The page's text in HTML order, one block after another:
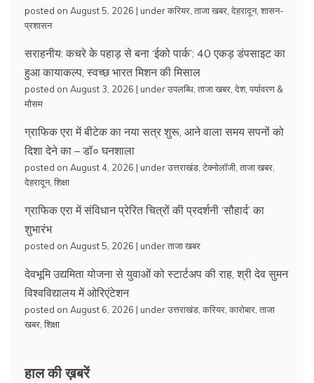
posted on August 5, 2026 | underकरियर ताजा खबर देहरादून, शासन-
प्रशासन
सराहनीय: कचरे के पहाड़ से बना ‘ईको पार्क’: 40 एकड़ डंपसाइट का
हुआ कायाकल्प, स्वच्छ भारत मिशन की मिसाल
posted on August 3, 2026 | underउपलब्धि ताजा खबर देश, पर्यावरण &
मौसम
ग्राफिक एरा में बीटेक का नया सत्र शुरू, आने वाला समय सपनों को
दिशा देने का – डॉ० घनशाला
posted on August 4, 2026 | underउत्तराखंड टेक्नोलॉजी ताजा खबर
देहरादून, शिक्षा
ग्राफिक एरा में संविधान प्रेरित चित्रों की प्रदर्शनी ‘सौहार्द’ का
शुभारंभ
posted on August 5, 2026 | underताजा खबर
देवभूमि उद्यमिता योजना से युवाओं को स्टार्टअप की राह, श्री देव सुमन
विश्वविद्यालय में ओरिएंटेशन
posted on August 6, 2026 | underउत्तराखंड करियर कारोबार ताजा
खबर शिक्षा
हाल की ख़बरें